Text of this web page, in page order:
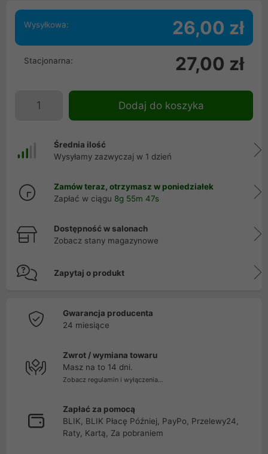
Wysyłkowa: 26,00 zł
Stacjonarna: 27,00 zł
Dodaj do koszyka
Średnia ilość
Wysyłamy zazwyczaj w 1 dzień
Zamów teraz, otrzymasz w poniedziałek
Zapłać w ciągu 8g 55m 47s
Dostępność w salonach
Zobacz stany magazynowe
Zapytaj o produkt
Gwarancja producenta
24 miesiące
Zwrot / wymiana towaru
Masz na to 14 dni.
Zobacz regulamin i wyłączenia...
Zapłać za pomocą
BLIK, BLIK Płacę Później, PayPo, Przelewy24,
Raty, Kartą, Za pobraniem